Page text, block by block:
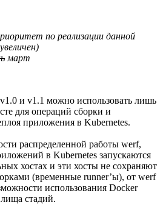
по реализации данной
март
и v1.1 можно использовать лишь
для операций сборки и
приложения в Kubernetes.
распределенной работы werf,
в Kubernetes запускаются
хостах и эти хосты не сохраняют
(временные runner’ы), от werf
использования Docker
стадий.